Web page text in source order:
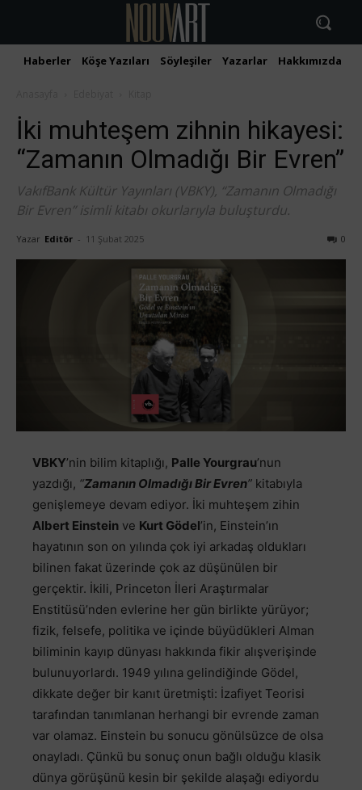
Haberler Köşe Yazıları Söyleşiler Yazarlar Hakkımızda
İki muhteşem zihnin hikayesi:
“Zamanın Olmadığı Bir Evren”
VakıfBank Kültür Yayınları (VBKY), “Zamanın Olmadığı
Bir Evren” isimli kitabı okurlarıyla buluşturdu.
Yazar Editör - 11 Şubat 2025 0
VBKY’nin bilim kitaplığı, Palle Yourgrau’nun
yazdığı, “Zamanın Olmadığı Bir Evren” kitabıyla
genişlemeye devam ediyor. İki muhteşem zihin
Albert Einstein ve Kurt Gödel’in, Einstein’ın
hayatının son on yılında çok iyi arkadaş oldukları
bilinen fakat üzerinde çok az düşünülen bir
gerçektir. İkili, Princeton İleri Araştırmalar
Enstitüsü’nden evlerine her gün birlikte yürüyor;
fizik, felsefe, politika ve içinde büyüdükleri Alman
biliminin kayıp dünyası hakkında fikir alışverişinde
bulunuyorlardı. 1949 yılına gelindiğinde Gödel,
dikkate değer bir kanıt üretmişti: İzafiyet Teorisi
tarafından tanımlanan herhangi bir evrende zaman
var olamaz. Einstein bu sonucu gönülsüzce de olsa
onayladı. Çünkü bu sonuç onun bağlı olduğu klasik
dünya görüşünü kesin bir şekilde alaşağı ediyordu